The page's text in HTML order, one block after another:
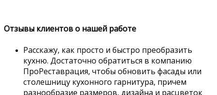
Отзывы клиентов о нашей работе
Расскажу, как просто и быстро преобразить
кухню. Достаточно обратиться в компанию
ПроРеставрация, чтобы обновить фасады или
столешницу кухонного гарнитура, причем
разнообразие размеров, дизайна и расцветок